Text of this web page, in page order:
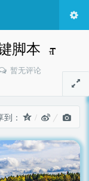
脚本
暂无评论
到：